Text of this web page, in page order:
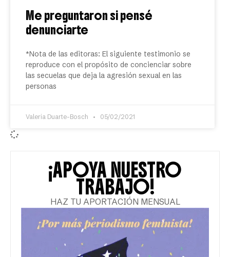
Me preguntaron si pensé
denunciarte
*Nota de las editoras: El siguiente testimonio se
reproduce con el propósito de concienciar sobre
las secuelas que deja la agresión sexual en las
personas
Valeria Duarte-Bosch 05/02/2021
¡APOYA NUESTRO
TRABAJO!
HAZ TU APORTACIÓN MENSUAL